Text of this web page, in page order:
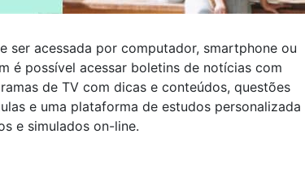
ser acessada por computador, smartphone ou
é possível acessar boletins de notícias com
de TV com dicas e conteúdos, questões
e uma plataforma de estudos personalizada
e simulados on-line.